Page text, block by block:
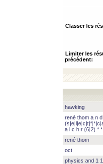
Classer les
Limiter les
précédent:
hawking
rené thom a n
a l c h r (6|2) *
rené thom
oct
physics and 1